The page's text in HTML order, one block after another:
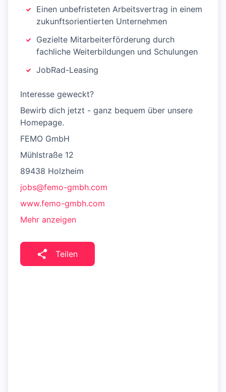
Einen unbefristeten Arbeitsvertrag in einem
zukunftsorientierten Unternehmen
Gezielte Mitarbeiterförderung durch
fachliche Weiterbildungen und Schulungen
JobRad-Leasing
Interesse geweckt?
Bewirb dich jetzt - ganz bequem über unsere
Homepage.
FEMO GmbH
Mühlstraße 12
89438 Holzheim
jobs@femo-gmbh.com
www.femo-gmbh.com
Mehr anzeigen
Teilen